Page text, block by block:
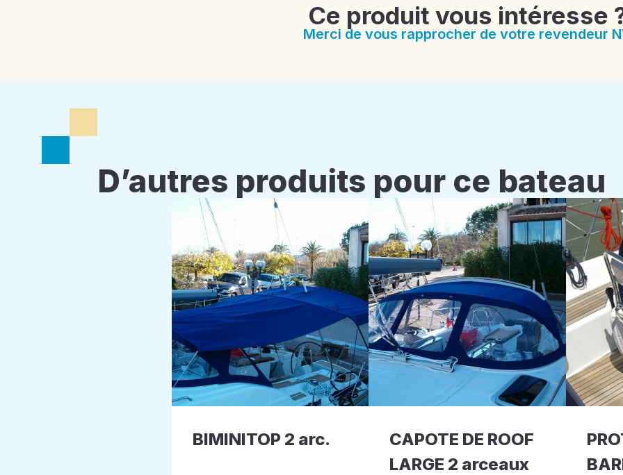
Ce produit vous intéresse
Merci de vous rapprocher de votre revendeur
D’autres produits pour ce bateau
BIMINITOP 2 arc.
CAPOTE DE ROOF
LARGE 2 arceaux